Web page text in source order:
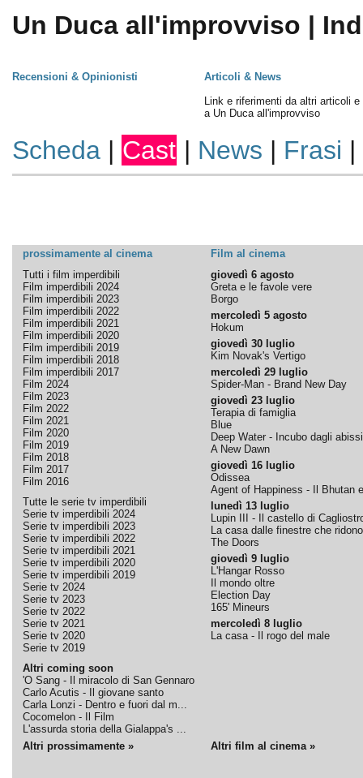
Un Duca all'improvviso |
Recensioni & Opinionisti
Articoli & News
Link e riferimenti da altri articoli e
a Un Duca all'improvviso
Scheda| Cast | News | Frasi |
prossimamente al cinema
Film al cinema
Tutti i film imperdibili
Film imperdibili 2024
Film imperdibili 2023
Film imperdibili 2022
Film imperdibili 2021
Film imperdibili 2020
Film imperdibili 2019
Film imperdibili 2018
Film imperdibili 2017
Film 2024
Film 2023
Film 2022
Film 2021
Film 2020
Film 2019
Film 2018
Film 2017
Film 2016
Tutte le serie tv imperdibili
Serie tv imperdibili 2024
Serie tv imperdibili 2023
Serie tv imperdibili 2022
Serie tv imperdibili 2021
Serie tv imperdibili 2020
Serie tv imperdibili 2019
Serie tv 2024
Serie tv 2023
Serie tv 2022
Serie tv 2021
Serie tv 2020
Serie tv 2019
Altri coming soon
'O Sang - Il miracolo di San Gennaro
Carlo Acutis - Il giovane santo
Carla Lonzi - Dentro e fuori dal m...
Cocomelon - Il Film
L'assurda storia della Gialappa's ...
giovedì 6 agosto
Greta e le favole vere
Borgo
mercoledì 5 agosto
Hokum
giovedì 30 luglio
Kim Novak's Vertigo
mercoledì 29 luglio
Spider-Man - Brand New Day
giovedì 23 luglio
Terapia di famiglia
Blue
Deep Water - Incubo dagli abissi
A New Dawn
giovedì 16 luglio
Odissea
Agent of Happiness - Il Bhutan
lunedì 13 luglio
Lupin III - Il castello di
La casa dalle finestre che ridono
The Doors
giovedì 9 luglio
L'Hangar Rosso
Il mondo oltre
Election Day
165' Mineurs
mercoledì 8 luglio
La casa - Il rogo del male
Altri prossimamente » Altri film al cinema »